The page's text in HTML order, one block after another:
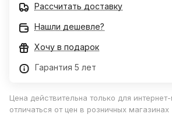
Рассчитать доставку
Нашли дешевле?
Хочу в подарок
Гарантия 5 лет
Цена действительна только для
отличаться от цен в розничных магазинах